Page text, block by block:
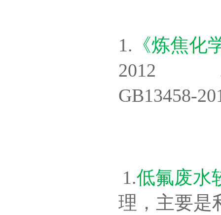
1. 《炼焦化
2012
GB13458-
1.低氟废水
理，主要是